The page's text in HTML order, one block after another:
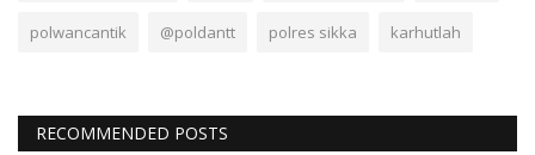
polwancantik @poldantt polres sikka karhutlah
RECOMMENDED POSTS